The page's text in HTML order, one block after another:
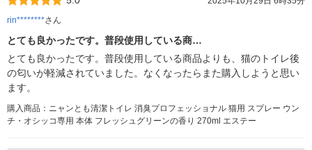
rin********さん
とても良かったです。普段使用している商…
とても良かったです。普段使用している商品よりも、猫のトイレ後
の匂いが軽減されていました。なくなったらまた購入しようと思い
ます。
購入商品：ニャンとも清潔トイレ 消臭プロフェッショナル 猫用 スプレー ウン
チ・オシッコ専用 本体 フレッシュグリーンの香り 270ml エステー